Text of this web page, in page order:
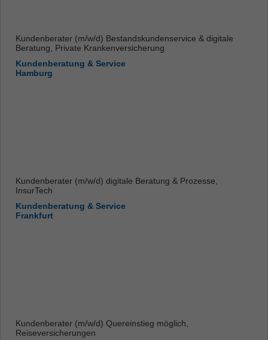
Kundenberater (m/w/d) Bestandskundenservice & digitale
Beratung, Private Krankenversicherung
Kundenberatung & Service
Hamburg
Kundenberater (m/w/d) digitale Beratung & Prozesse,
InsurTech
Kundenberatung & Service
Frankfurt
Kundenberater (m/w/d) Quereinstieg möglich,
Reiseversicherungen